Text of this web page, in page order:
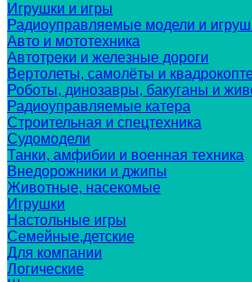
Игрушки и игры
Радиоуправляемые модели и
Авто и мототехника
Автотреки и железные дороги
Вертолеты, самолёты и
Роботы, динозавры, бакуганы и
Радиоуправляемые катера
Строительная и спецтехника
Судомодели
Танки, амфибии и военная техника
Внедорожники и джипы
Животные, насекомые
Игрушки
Настольные игры
Семейные,детские
Для компании
Логические